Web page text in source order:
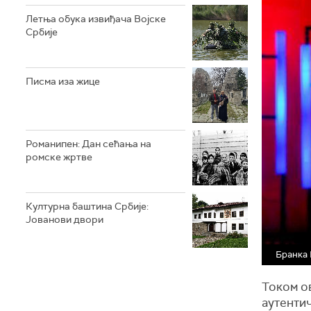
Летња обука извиђача Војске
Србије
Писма иза жице
Романипен: Дан сећања на
ромске жртве
Културна баштина Србије:
Јованови двори
Бранка
Током